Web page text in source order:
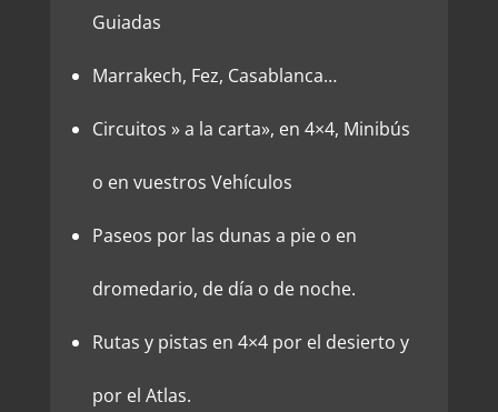
Guiadas
Marrakech, Fez, Casablanca…
Circuitos » a la carta», en 4×4, Minibús
o en vuestros Vehículos
Paseos por las dunas a pie o en
dromedario, de día o de noche.
Rutas y pistas en 4×4 por el desierto y
por el Atlas.